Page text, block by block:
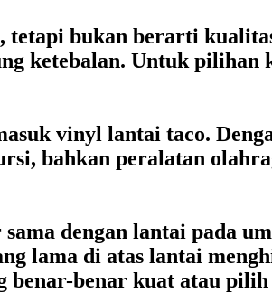
bukan berarti
ketebalan. Untuk pilihan
vinyl lantai taco.
bahkan peralatan
dengan lantai pada
lama di atas lantai
benar kuat atau